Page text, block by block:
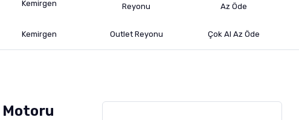
Kemirgen Outlet Reyonu Çok Al Az Öde
Motoru